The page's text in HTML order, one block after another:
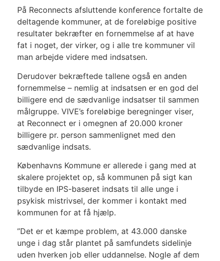
På Reconnects afsluttende konference fortalte de
deltagende kommuner, at de foreløbige positive
resultater bekræfter en fornemmelse af at have
fat i noget, der virker, og i alle tre kommuner vil
man arbejde videre med indsatsen.
Derudover bekræftede tallene også en anden
fornemmelse – nemlig at indsatsen er en god del
billigere end de sædvanlige indsatser til sammen
målgruppe. VIVE’s foreløbige beregninger viser,
at Reconnect er i omegnen af 20.000 kroner
billigere pr. person sammenlignet med den
sædvanlige indsats.
Københavns Kommune er allerede i gang med at
skalere projektet op, så kommunen på sigt kan
tilbyde en IPS-baseret indsats til alle unge i
psykisk mistrivsel, der kommer i kontakt med
kommunen for at få hjælp.
”Det er et kæmpe problem, at 43.000 danske
unge i dag står plantet på samfundets sidelinje
uden hverken job eller uddannelse. Nogle af dem